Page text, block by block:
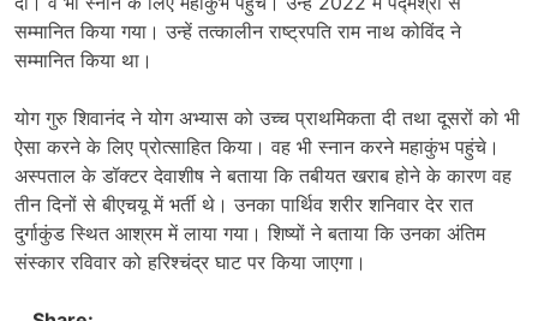
सम्मानित किया गया। उन्हें तत्कालीन राष्ट्रपति राम नाथ कोविंद ने
सम्मानित किया था।
योग गुरु शिवानंद ने योग अभ्यास को उच्च प्राथमिकता दी तथा दूसरों को भी
ऐसा करने के लिए प्रोत्साहित किया। वह भी स्नान करने महाकुंभ पहुंचे।
अस्पताल के डॉक्टर देवाशीष ने बताया कि तबीयत खराब होने के कारण वह
तीन दिनों से बीएचयू में भर्ती थे। उनका पार्थिव शरीर शनिवार देर रात
दुर्गाकुंड स्थित आश्रम में लाया गया। शिष्यों ने बताया कि उनका अंतिम
संस्कार रविवार को हरिश्चंद्र घाट पर किया जाएगा।